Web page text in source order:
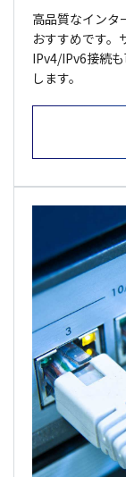
高品質なインタ
おすすめです。
IPv4/IPv6接続
します。